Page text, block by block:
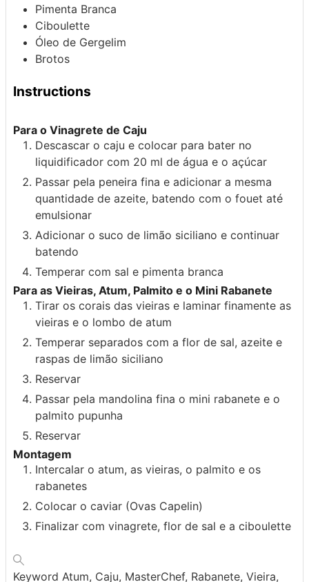
Pimenta Branca
Ciboulette
Óleo de Gergelim
Brotos
Instructions
Para o Vinagrete de Caju
Descascar o caju e colocar para bater no
liquidificador com 20 ml de água e o açúcar
Passar pela peneira fina e adicionar a mesma
quantidade de azeite, batendo com o fouet até
emulsionar
Adicionar o suco de limão siciliano e continuar
batendo
Temperar com sal e pimenta branca
Para as Vieiras, Atum, Palmito e o Mini Rabanete
Tirar os corais das vieiras e laminar finamente as
vieiras e o lombo de atum
Temperar separados com a flor de sal, azeite e
raspas de limão siciliano
Reservar
Passar pela mandolina fina o mini rabanete e o
palmito pupunha
Reservar
Montagem
Intercalar o atum, as vieiras, o palmito e os
rabanetes
Colocar o caviar (Ovas Capelin)
Finalizar com vinagrete, flor de sal e a ciboulette
Keyword Atum, Caju, MasterChef, Rabanete, Vieira,